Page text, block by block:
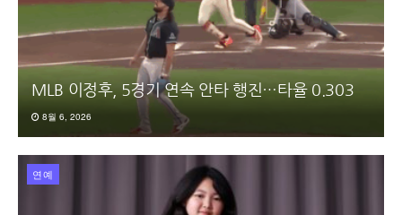
MLB 이정후, 5경기 연속 안타 행진…타율 0.303
8월 6, 2026
연예